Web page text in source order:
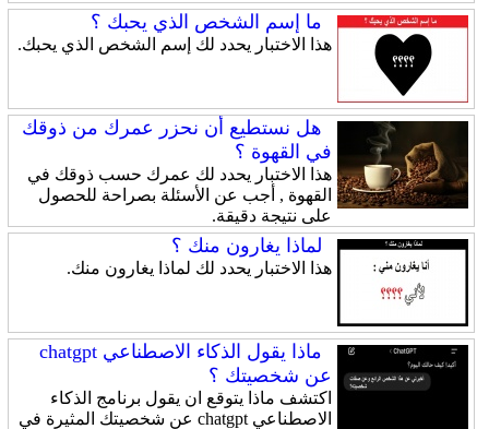
ما إسم الشخص الذي يحبك ؟
هذا الاختبار يحدد لك إسم الشخص الذي يحبك.
هل نستطيع أن نحزر عمرك من ذوقك
في القهوة ؟
هذا الاختبار يحدد لك عمرك حسب ذوقك في
القهوة , أجب عن الأسئلة بصراحة للحصول
على نتيجة دقيقة.
لماذا يغارون منك ؟
هذا الاختبار يحدد لك لماذا يغارون منك.
ماذا يقول الذكاء الاصطناعي chatgpt
عن شخصيتك ؟
اكتشف ماذا يتوقع ان يقول برنامج الذكاء
الاصطناعي chatgpt عن شخصيتك المثيرة في